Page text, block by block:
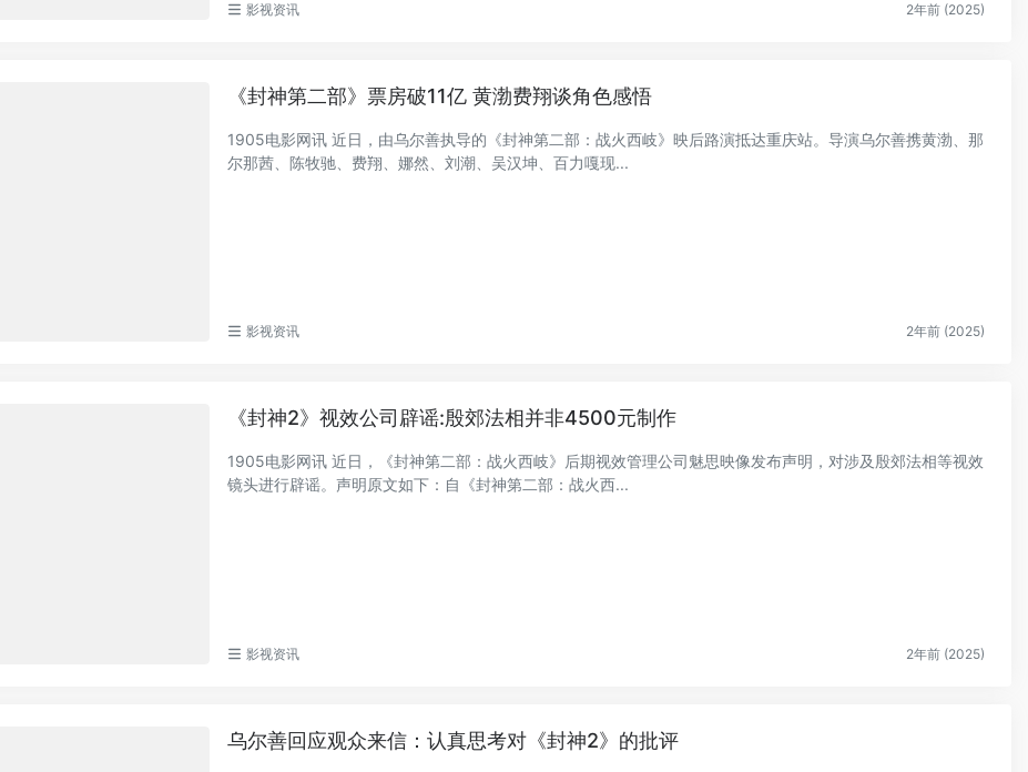
影视资讯 2年前 (2025)
《封神第二部》票房破11亿 黄渤费翔谈角色感悟
1905电影网讯 近日，由乌尔善执导的《封神第二部：战火西岐》映后路演抵达重庆站。导演乌尔善携黄渤、那
尔那茜、陈牧驰、费翔、娜然、刘潮、吴汉坤、百力嘎现...
影视资讯 2年前 (2025)
《封神2》视效公司辟谣:殷郊法相并非4500元制作
1905电影网讯 近日，《封神第二部：战火西岐》后期视效管理公司魅思映像发布声明，对涉及殷郊法相等视效
镜头进行辟谣。声明原文如下：自《封神第二部：战火西...
影视资讯 2年前 (2025)
乌尔善回应观众来信：认真思考对《封神2》的批评